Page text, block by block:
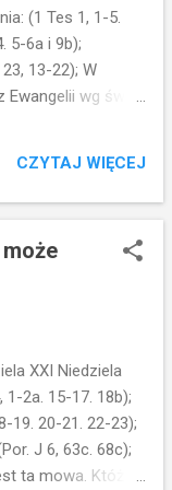
-
- jeden z
Jest Nim
przekonanie, iż
tą nowiną
(1 Tes 1, 1-5.
5-6a i 9b);
13-22); W
wg św.
zamykacie
ludźmi.(...)sami
ślepi." To mocne
wszystkim
z obrazu Petera
Prędzej czy
dole, lub
CZYTAJ WIĘCEJ
XXI Niedziela
1-2a. 15-17. 18b);
19. 20-21. 22-23);
J 6, 63c. 68c);
ta mowa. Któż jej